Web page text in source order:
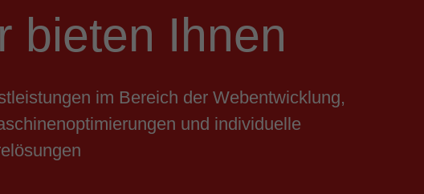
bieten Ihnen
im Bereich der Webentwicklung,
und individuelle